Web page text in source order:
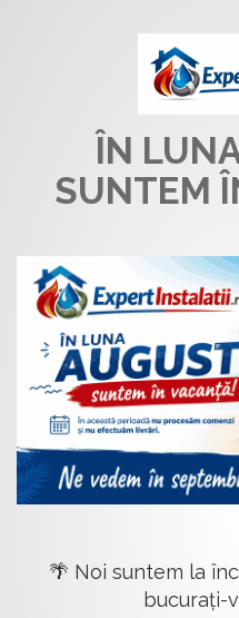
ÎN
SUNTEM
🌴 Noi suntem la
bucurați-